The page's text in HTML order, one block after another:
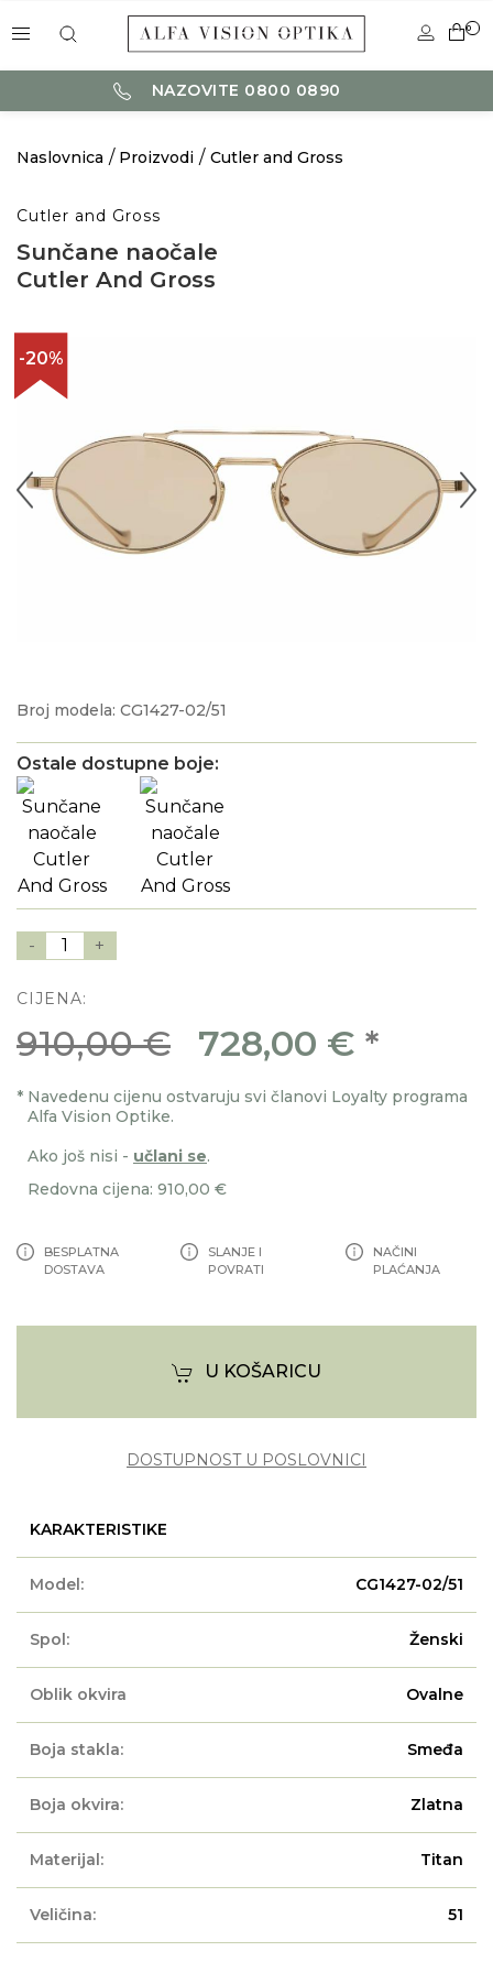
0
NAZOVITE 0800 0890
Naslovnica Proizvodi Cutler and Gross
Cutler and Gross
Sunčane naočale
Cutler And Gross
-20%
Broj modela: CG1427-02/51
Ostale dostupne boje:
- 1 +
CIJENA:
910,00 € 728,00 € *
* Navedenu cijenu ostvaruju svi članovi Loyalty programa
Alfa Vision Optike.
Ako još nisi - učlani se.
Redovna cijena: 910,00 €
BESPLATNA
DOSTAVA
SLANJE I
POVRATI
NAČINI
PLAĆANJA
U KOŠARICU
DOSTUPNOST U POSLOVNICI
KARAKTERISTIKE
Model: CG1427-02/51
Spol: Ženski
Oblik okvira Ovalne
Boja stakla: Smeđa
Boja okvira: Zlatna
Materijal: Titan
Veličina: 51